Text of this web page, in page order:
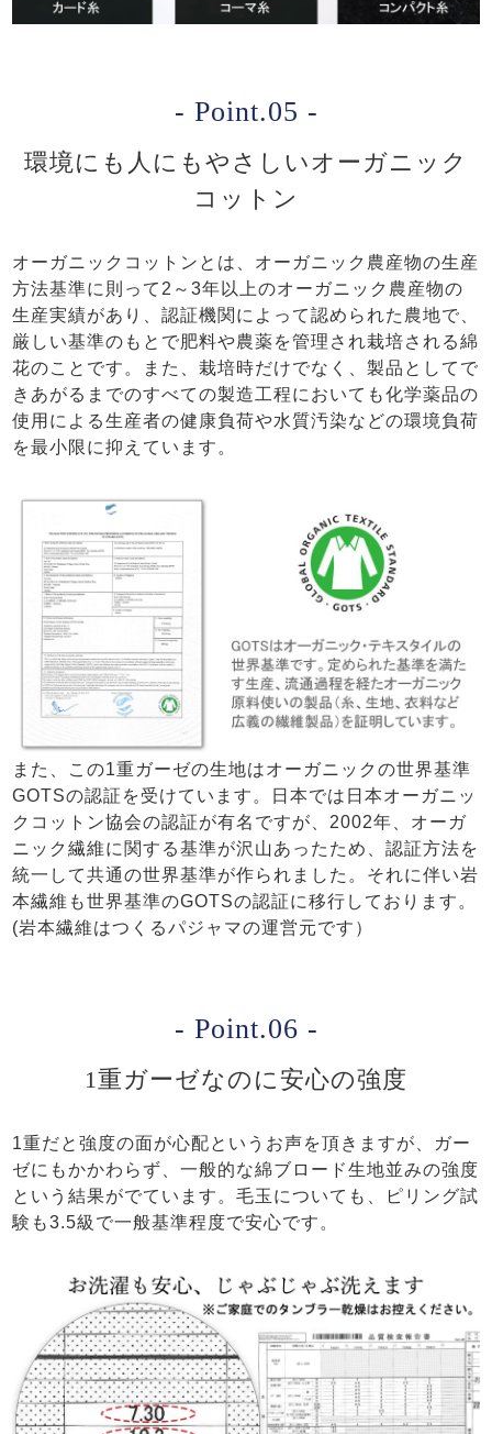
- Point.05 -
環境にも人にもやさしいオーガニック
コットン
オーガニックコットンとは、オーガニック農産物の生産
方法基準に則って2～3年以上のオーガニック農産物の
生産実績があり、認証機関によって認められた農地で、
厳しい基準のもとで肥料や農薬を管理され栽培される綿
花のことです。また、栽培時だけでなく、製品としてで
きあがるまでのすべての製造工程においても化学薬品の
使用による生産者の健康負荷や水質汚染などの環境負荷
を最小限に抑えています。
また、この1重ガーゼの生地はオーガニックの世界基準
GOTSの認証を受けています。日本では日本オーガニッ
クコットン協会の認証が有名ですが、2002年、オーガ
ニック繊維に関する基準が沢山あったため、認証方法を
統一して共通の世界基準が作られました。それに伴い岩
本繊維も世界基準のGOTSの認証に移行しております。
(岩本繊維はつくるパジャマの運営元です）
- Point.06 -
1重ガーゼなのに安心の強度
1重だと強度の面が心配というお声を頂きますが、ガー
ゼにもかかわらず、一般的な綿ブロード生地並みの強度
という結果がでています。毛玉についても、ピリング試
験も3.5級で一般基準程度で安心です。